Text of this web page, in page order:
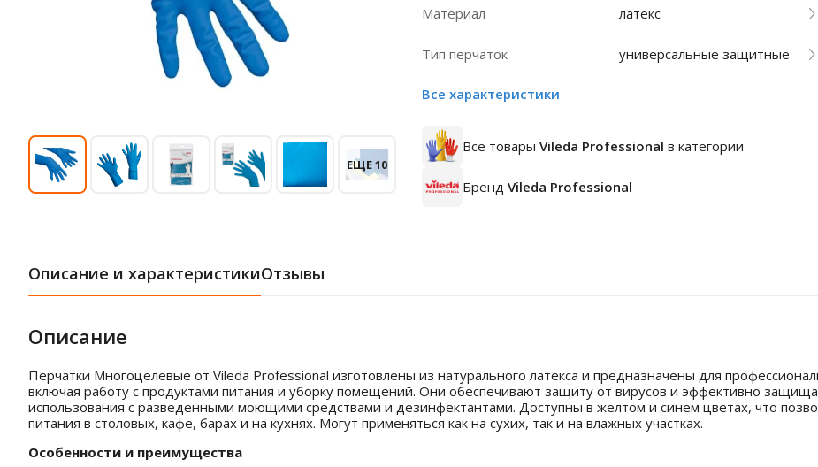
ЕЩЕ 10
Материал латекс
Тип перчаток универсальные защитные
Все характеристики
Все товары Vileda Professional в категории
Бренд Vileda Professional
Описание и характеристикиОтзывы
Описание
Перчатки Многоцелевые от Vileda Professional изготовлены из натурального латекса и предназначены для
включая работу с продуктами питания и уборку помещений. Они обеспечивают защиту от вирусов и эффективно
использования с разведенными моющими средствами и дезинфектантами. Доступны в желтом и синем цветах, что
питания в столовых, кафе, барах и на кухнях. Могут применяться как на сухих, так и на влажных участках.
Особенности и преимущества